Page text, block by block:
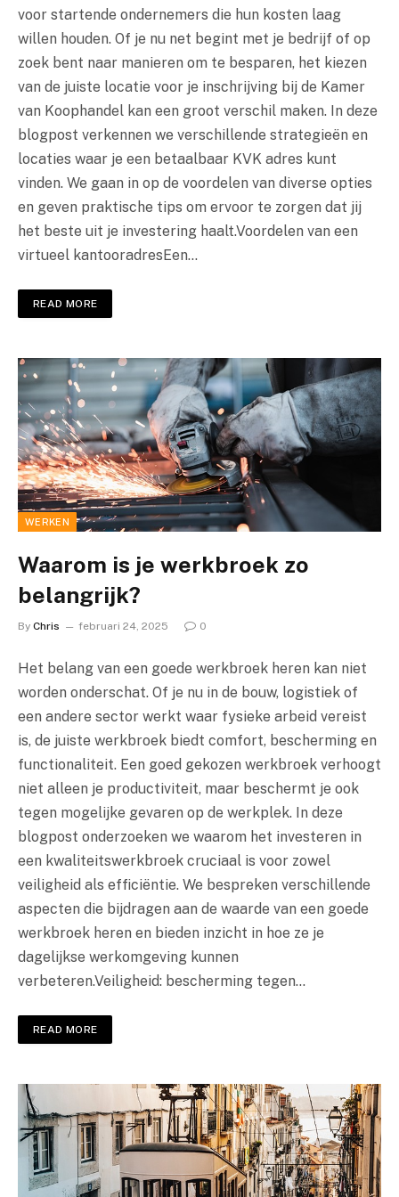
voor startende ondernemers die hun kosten laag
willen houden. Of je nu net begint met je bedrijf of op
zoek bent naar manieren om te besparen, het kiezen
van de juiste locatie voor je inschrijving bij de Kamer
van Koophandel kan een groot verschil maken. In deze
blogpost verkennen we verschillende strategieën en
locaties waar je een betaalbaar KVK adres kunt
vinden. We gaan in op de voordelen van diverse opties
en geven praktische tips om ervoor te zorgen dat jij
het beste uit je investering haalt.Voordelen van een
virtueel kantooradresEen…
READ MORE
WERKEN
Waarom is je werkbroek zo
belangrijk?
By Chris februari 24, 2025 0
Het belang van een goede werkbroek heren kan niet
worden onderschat. Of je nu in de bouw, logistiek of
een andere sector werkt waar fysieke arbeid vereist
is, de juiste werkbroek biedt comfort, bescherming en
functionaliteit. Een goed gekozen werkbroek verhoogt
niet alleen je productiviteit, maar beschermt je ook
tegen mogelijke gevaren op de werkplek. In deze
blogpost onderzoeken we waarom het investeren in
een kwaliteitswerkbroek cruciaal is voor zowel
veiligheid als efficiëntie. We bespreken verschillende
aspecten die bijdragen aan de waarde van een goede
werkbroek heren en bieden inzicht in hoe ze je
dagelijkse werkomgeving kunnen
verbeteren.Veiligheid: bescherming tegen…
READ MORE